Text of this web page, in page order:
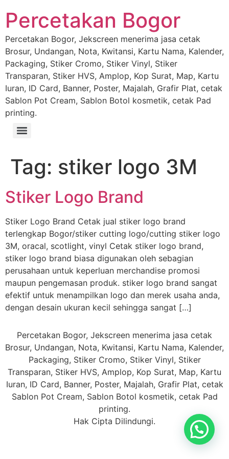
Percetakan Bogor
Percetakan Bogor, Jekscreen menerima jasa cetak
Brosur, Undangan, Nota, Kwitansi, Kartu Nama, Kalender,
Packaging, Stiker Cromo, Stiker Vinyl, Stiker
Transparan, Stiker HVS, Amplop, Kop Surat, Map, Kartu
Iuran, ID Card, Banner, Poster, Majalah, Grafir Plat, cetak
Sablon Pot Cream, Sablon Botol kosmetik, cetak Pad
printing.
Tag: stiker logo 3M
Stiker Logo Brand
Stiker Logo Brand Cetak jual stiker logo brand
terlengkap Bogor/stiker cutting logo/cutting stiker logo
3M, oracal, scotlight, vinyl Cetak stiker logo brand,
stiker logo brand biasa digunakan oleh sebagian
perusahaan untuk keperluan merchandise promosi
maupun pengemasan produk. stiker logo brand sangat
efektif untuk menampilkan logo dan merek usaha anda,
dengan desain ukuran kecil sehingga sangat […]
Percetakan Bogor, Jekscreen menerima jasa cetak
Brosur, Undangan, Nota, Kwitansi, Kartu Nama, Kalender,
Packaging, Stiker Cromo, Stiker Vinyl, Stiker
Transparan, Stiker HVS, Amplop, Kop Surat, Map, Kartu
Iuran, ID Card, Banner, Poster, Majalah, Grafir Plat, cetak
Sablon Pot Cream, Sablon Botol kosmetik, cetak Pad
printing.
Hak Cipta Dilindungi.